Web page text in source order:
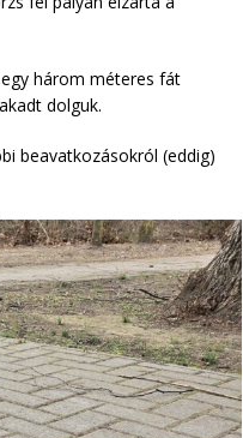
három méteres fát
dolguk.
beavatkozásokról (eddig)